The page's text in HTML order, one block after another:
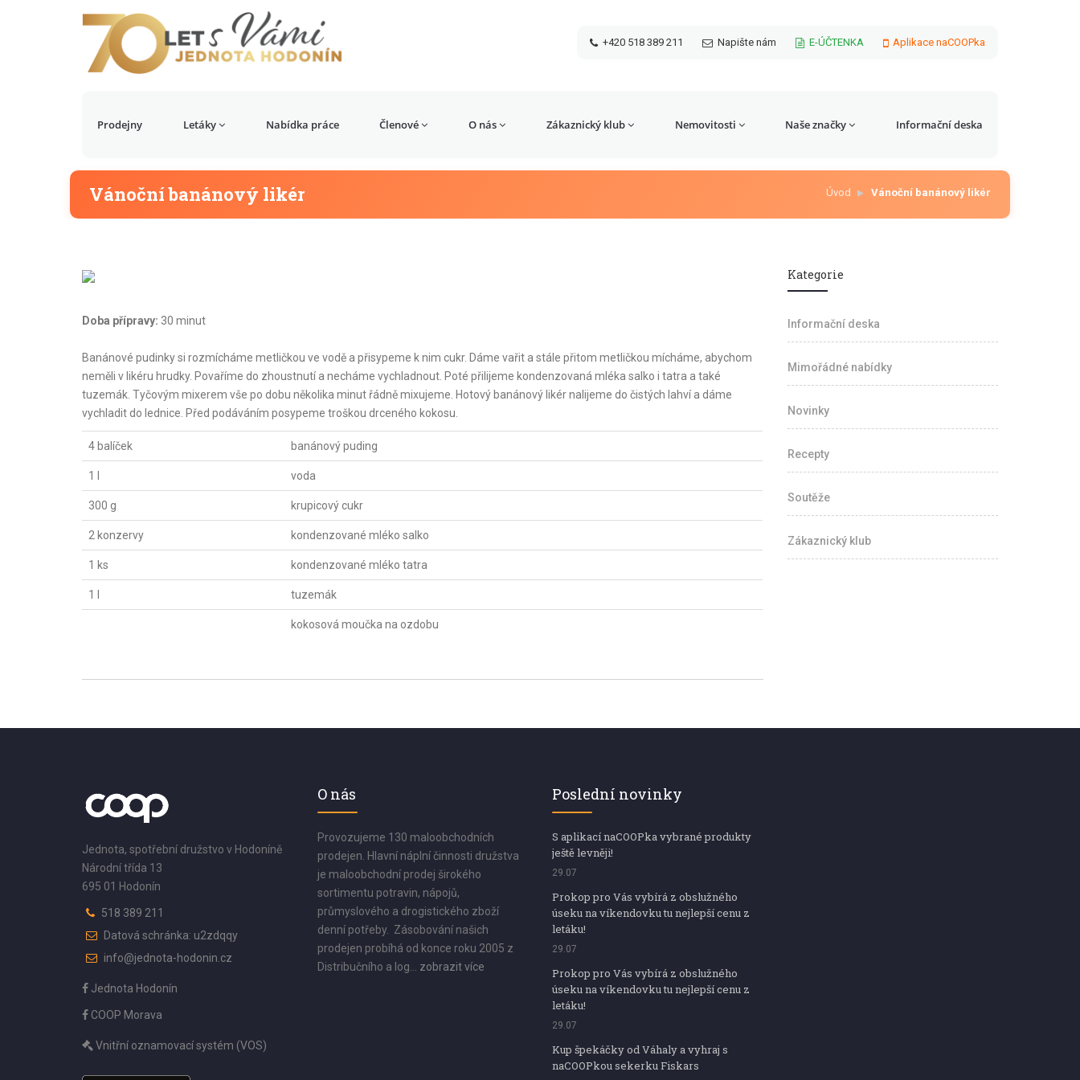
+420 518 389 211 Napište nám E-ÚČTENKA Aplikace naCOOPka
Prodejny Letáky Nabídka práce Členové O nás Zákaznický klub Nemovitosti Naše značky Informační deska
Vánoční banánový likér Úvod Vánoční banánový likér
Doba přípravy: 30 minut
Banánové pudinky si rozmícháme metličkou ve vodě a přisypeme k nim cukr. Dáme vařit a stále přitom metličkou mícháme, abychom
neměli v likéru hrudky. Povaříme do zhoustnutí a necháme vychladnout. Poté přilijeme kondenzovaná mléka salko i tatra a také
tuzemák. Tyčovým mixerem vše po dobu několika minut řádně mixujeme. Hotový banánový likér nalijeme do čistých lahví a dáme
vychladit do lednice. Před podáváním posypeme troškou drceného kokosu.
4 balíček banánový puding
1 l voda
300 g krupicový cukr
2 konzervy kondenzované mléko salko
1 ks kondenzované mléko tatra
1 l tuzemák
kokosová moučka na ozdobu
Kategorie
Informační deska
Mimořádné nabídky
Novinky
Recepty
Soutěže
Zákaznický klub
Jednota, spotřební družstvo v Hodoníně
Národní třída 13
695 01 Hodonín
518 389 211
Datová schránka: u2zdqqy
info@jednota-hodonin.cz
Jednota Hodonín
COOP Morava
Vnitřní oznamovací systém (VOS)
O nás
Provozujeme 130 maloobchodních
prodejen. Hlavní náplní činnosti družstva
je maloobchodní prodej širokého
sortimentu potravin, nápojů,
průmyslového a drogistického zboží
denní potřeby. Zásobování našich
prodejen probíhá od konce roku 2005 z
Distribučního a log... zobrazit více
Poslední novinky
S aplikací naCOOPka vybrané produkty
ještě levněji!
29.07
Prokop pro Vás vybírá z obslužného
úseku na víkendovku tu nejlepší cenu z
letáku!
29.07
Prokop pro Vás vybírá z obslužného
úseku na víkendovku tu nejlepší cenu z
letáku!
29.07
Kup špekáčky od Váhaly a vyhraj s
naCOOPkou sekerku Fiskars